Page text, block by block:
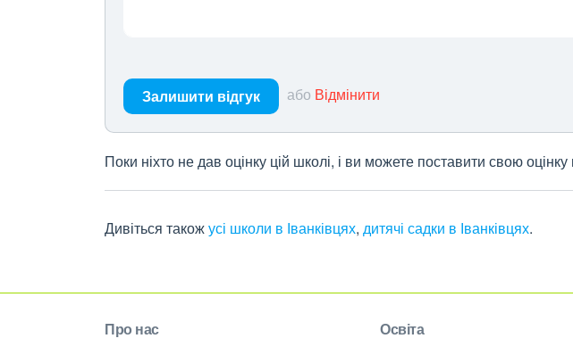
Залишити відгук або Відмінити
Поки ніхто не дав оцінку цій школі, і ви можете поставити свою
Дивіться такожусі школи в Іванківцях, дитячі садки в Іванківцях.
Про нас Освіта